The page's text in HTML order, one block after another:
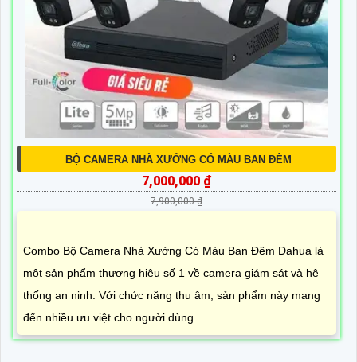
BỘ CAMERA NHÀ XƯỞNG CÓ MÀU BAN ĐÊM
7,000,000 ₫
7,900,000 ₫
Combo Bộ Camera Nhà Xưởng Có Màu Ban Đêm Dahua là
một sản phẩm thương hiệu số 1 về camera giám sát và hệ
thống an ninh. Với chức năng thu âm, sản phẩm này mang
đến nhiều ưu việt cho người dùng